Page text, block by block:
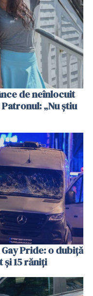
de neînlocuit
„Nu știu
Pride: o dubiță
și 15 răniți